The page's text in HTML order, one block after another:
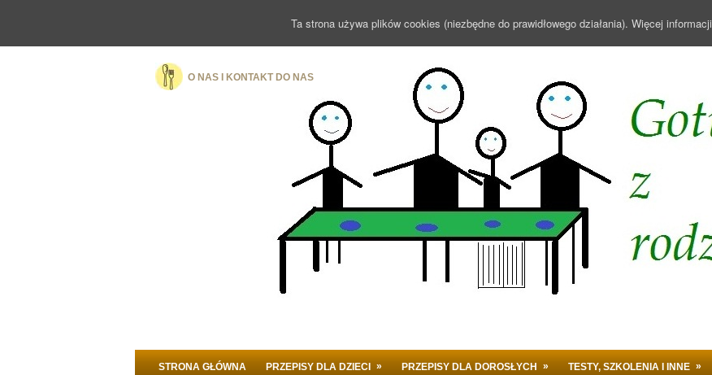
O NAS I KONTAKT DO NAS
STRONA GŁÓWNA PRZEPISY DLA DZIECI » PRZEPISY DLA DOROSŁYCH » TESTY, SZKOLENIA I INNE »
Ta strona używa plików cookies (niezbędne do prawidłowego działania). Więcej informacji